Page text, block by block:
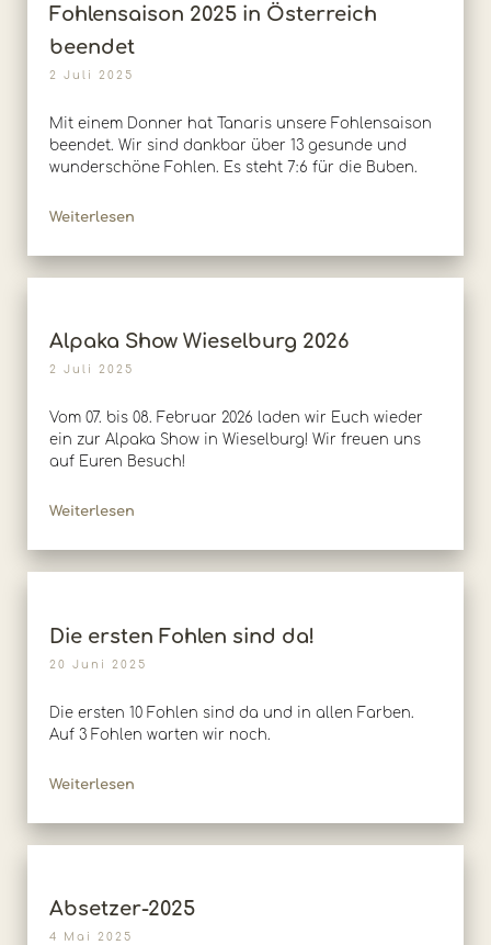
Fohlensaison 2025 in Österreich
beendet
2 Juli 2025
Mit einem Donner hat Tanaris unsere Fohlensaison
beendet. Wir sind dankbar über 13 gesunde und
wunderschöne Fohlen. Es steht 7:6 für die Buben.
Weiterlesen
Alpaka Show Wieselburg 2026
2 Juli 2025
Vom 07. bis 08. Februar 2026 laden wir Euch wieder
ein zur Alpaka Show in Wieselburg! Wir freuen uns
auf Euren Besuch!
Weiterlesen
Die ersten Fohlen sind da!
20 Juni 2025
Die ersten 10 Fohlen sind da und in allen Farben.
Auf 3 Fohlen warten wir noch.
Weiterlesen
Absetzer-2025
4 Mai 2025